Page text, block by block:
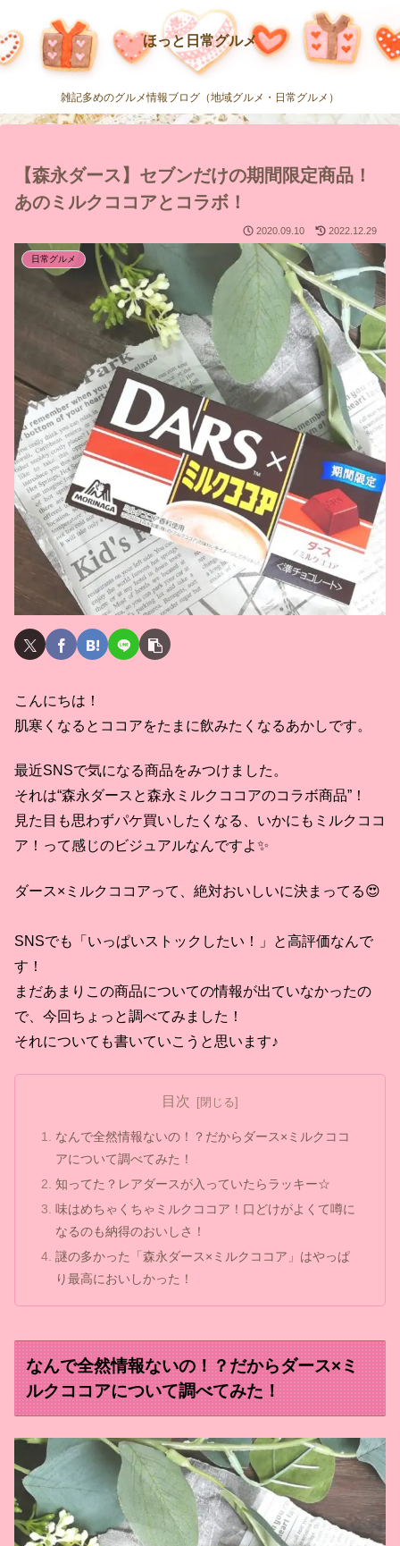
ほっと日常グルメ
雑記多めのグルメ情報ブログ（地域グルメ・日常グルメ）
【森永ダース】セブンだけの期間限定商品！
あのミルクココアとコラボ！
2020.09.10 2022.12.29
日常グルメ
こんにちは！
肌寒くなるとココアをたまに飲みたくなるあかしです。
最近SNSで気になる商品をみつけました。
それは“森永ダースと森永ミルクココアのコラボ商品”！
見た目も思わずパケ買いしたくなる、いかにもミルクココ
ア！って感じのビジュアルなんですよ✨
ダース×ミルクココアって、絶対おいしいに決まってる😍
SNSでも「いっぱいストックしたい！」と高評価なんで
す！
まだあまりこの商品についての情報が出ていなかったの
で、今回ちょっと調べてみました！
それについても書いていこうと思います♪
目次
なんで全然情報ないの！？だからダース×ミルクココ
アについて調べてみた！
知ってた？レアダースが入っていたらラッキー☆
味はめちゃくちゃミルクココア！口どけがよくて噂に
なるのも納得のおいしさ！
謎の多かった「森永ダース×ミルクココア」はやっぱ
り最高においしかった！
なんで全然情報ないの！？だからダース×ミ
ルクココアについて調べてみた！